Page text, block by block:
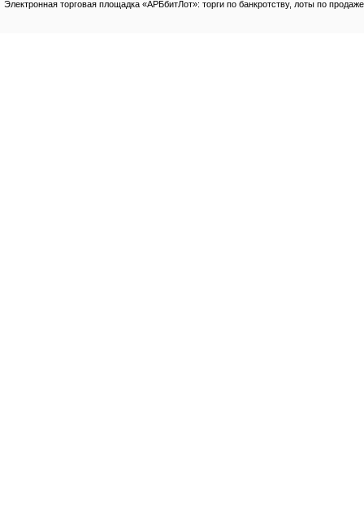
Электронная торговая площадка «АРБбитЛот»: торги по банкротству, лоты по